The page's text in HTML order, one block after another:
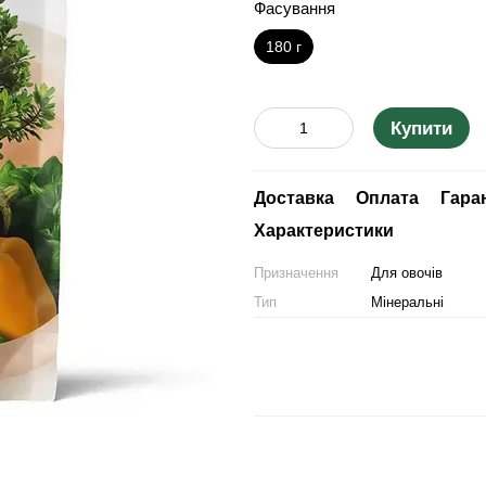
Фасування
180 г
Купити
Доставка Оплата
Характеристики
Призначення
Для овочів
Тип
Мінеральні